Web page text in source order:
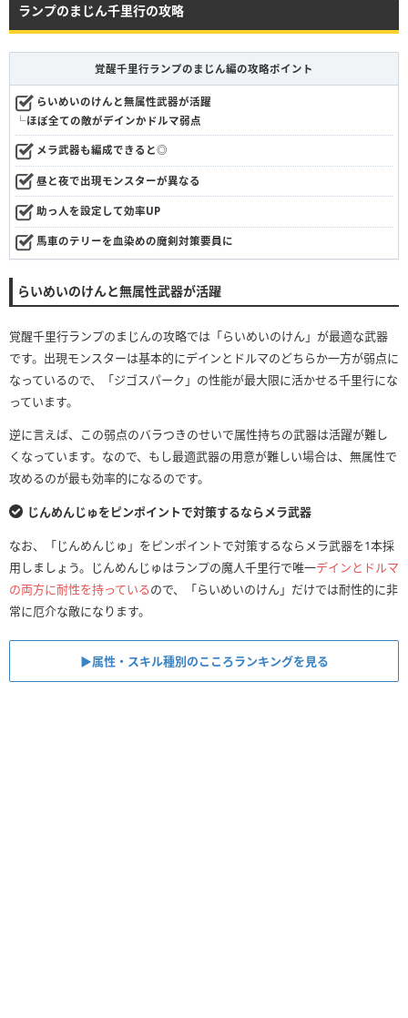
ランプのまじん千里行の攻略
覚醒千里行ランプのまじん編の攻略ポイント
らいめいのけんと無属性武器が活躍
└ほぼ全ての敵がデインかドルマ弱点
メラ武器も編成できると◎
昼と夜で出現モンスターが異なる
助っ人を設定して効率UP
馬車のテリーを血染めの魔剣対策要員に
らいめいのけんと無属性武器が活躍
覚醒千里行ランプのまじんの攻略では「らいめいのけん」が最適な武器
です。出現モンスターは基本的にデインとドルマのどちらか一方が弱点に
なっているので、「ジゴスパーク」の性能が最大限に活かせる千里行にな
っています。
逆に言えば、この弱点のバラつきのせいで属性持ちの武器は活躍が難し
くなっています。なので、もし最適武器の用意が難しい場合は、無属性で
攻めるのが最も効率的になるのです。
じんめんじゅをピンポイントで対策するならメラ武器
なお、「じんめんじゅ」をピンポイントで対策するならメラ武器を1本採
用しましょう。じんめんじゅはランプの魔人千里行で唯一デインとドルマ
の両方に耐性を持っているので、「らいめいのけん」だけでは耐性的に非
常に厄介な敵になります。
▶︎属性・スキル種別のこころランキングを見る